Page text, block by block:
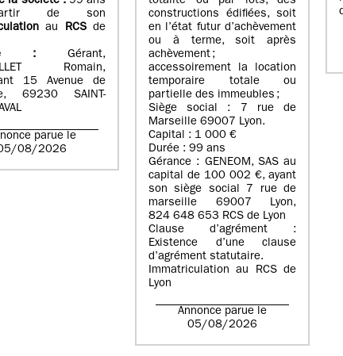
de son
au RCSde
:
Gérant,
Romain,
15 Avenue de
69230 SAINT-
parue le
08/2026
constructions édifiées, soit
en l’état futur d’achèvement
ou à terme, soit après
achèvement ;
accessoirement la location
temporaire totale ou
partielle des immeubles ;
Siège social : 7 rue de
Marseille 69007 Lyon.
Capital : 1 000 €
Durée : 99 ans
Gérance : GENEOM, SAS au
capital de 100 002 €, ayant
son siège social 7 rue de
marseille 69007 Lyon,
824 648 653 RCS de Lyon
Clause d’agrément :
Existence d’une clause
d’agrément statutaire.
Immatriculation au RCS de
Lyon
Annonce parue le
05/08/2026